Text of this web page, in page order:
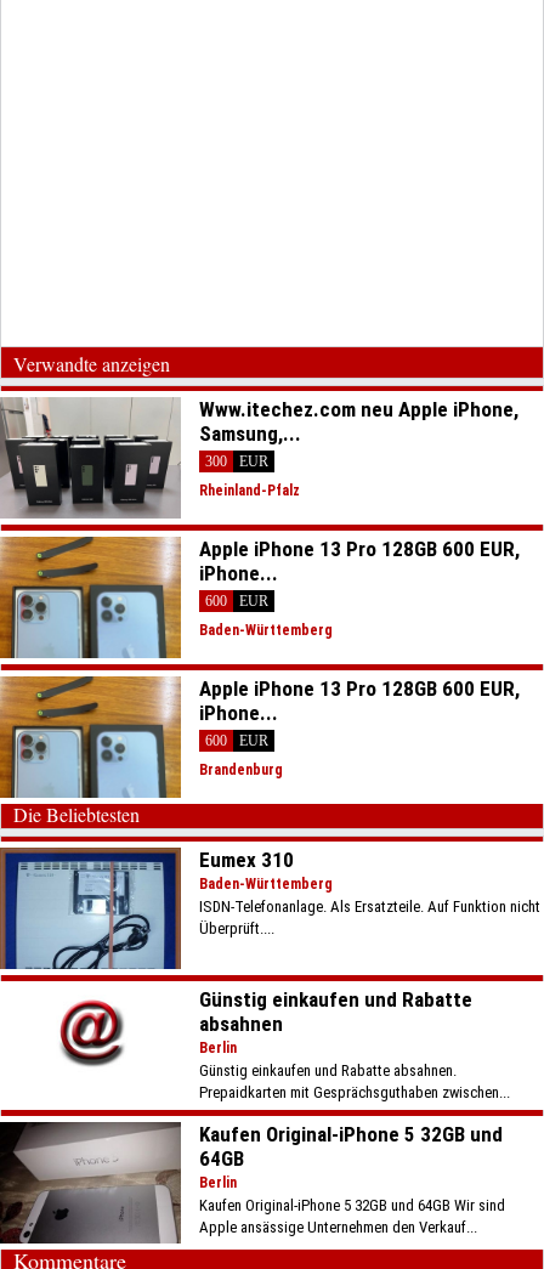
Verwandte anzeigen
Www.itechez.com neu Apple iPhone,
Samsung,...
300
EUR
Rheinland-Pfalz
Apple iPhone 13 Pro 128GB 600 EUR,
iPhone...
600
EUR
Baden-Württemberg
Apple iPhone 13 Pro 128GB 600 EUR,
iPhone...
600
EUR
Brandenburg
Die Beliebtesten
Eumex 310
Baden-Württemberg
ISDN-Telefonanlage. Als Ersatzteile. Auf Funktion nicht
Überprüft....
Günstig einkaufen und Rabatte
absahnen
Berlin
Günstig einkaufen und Rabatte absahnen.
Prepaidkarten mit Gesprächsguthaben zwischen...
Kaufen Original-iPhone 5 32GB und
64GB
Berlin
Kaufen Original-iPhone 5 32GB und 64GB Wir sind
Apple ansässige Unternehmen den Verkauf...
Kommentare